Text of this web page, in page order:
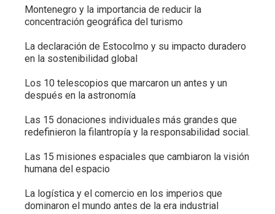
Montenegro y la importancia de reducir la
concentración geográfica del turismo
La declaración de Estocolmo y su impacto duradero
en la sostenibilidad global
Los 10 telescopios que marcaron un antes y un
después en la astronomía
Las 15 donaciones individuales más grandes que
redefinieron la filantropía y la responsabilidad social.
Las 15 misiones espaciales que cambiaron la visión
humana del espacio
La logística y el comercio en los imperios que
dominaron el mundo antes de la era industrial